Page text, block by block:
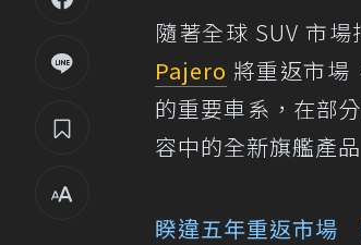
隨著全球 SUV 市
Pajero 將重返市場
的重要車系，在部
容中的全新旗艦產品
睽違五年重返市場